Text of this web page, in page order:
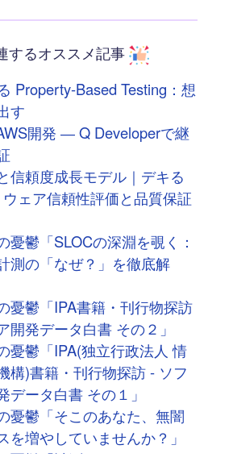
するオススメ記事
Property-Based Testing：想
す
開発 ― Q Developerで継
信頼度成長モデル｜デキる
ェア信頼性評価と品質保証
憂鬱「SLOCの深淵を覗く：
測の「なぜ？」を徹底解
憂鬱「IPA書籍・刊行物探訪
開発データ白書 その２」
憂鬱「IPA(独立行政法人 情
構)書籍・刊行物探訪 - ソフ
データ白書 その１」
憂鬱「そこのあなた、無闇
を増やしていませんか？」
憂鬱「計測できないものは